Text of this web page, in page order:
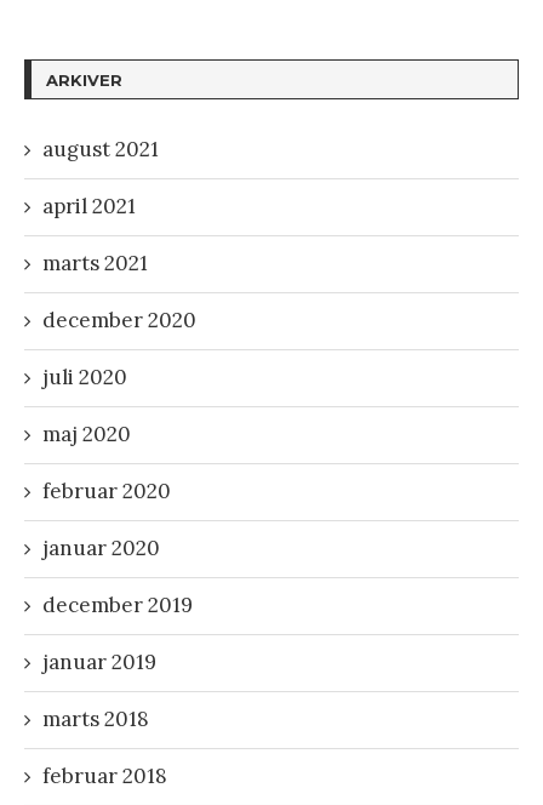
ARKIVER
august 2021
april 2021
marts 2021
december 2020
juli 2020
maj 2020
februar 2020
januar 2020
december 2019
januar 2019
marts 2018
februar 2018